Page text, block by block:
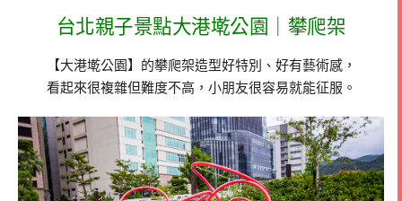
台北親子景點大港墘公園｜攀爬架
【大港墘公園】的攀爬架造型好特別、好有藝術感，
看起來很複雜但難度不高，小朋友很容易就能征服。